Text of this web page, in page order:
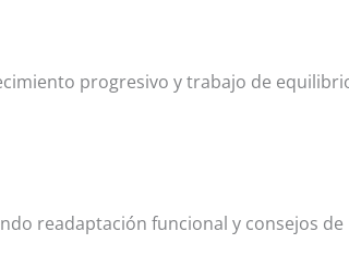
progresivo y trabajo de
readaptación funcional y consejos de